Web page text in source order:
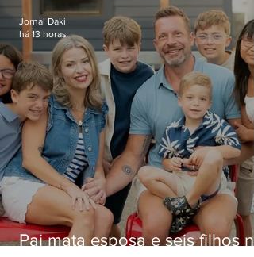
Pai mata esposa e seis filhos
Jornal Daki
há 13 horas